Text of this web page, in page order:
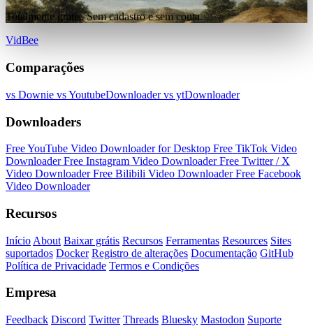
Totalmente grátis. Sem cadastro e sem conta.
VidBee
Comparações
vs Downie vs YoutubeDownloadervs ytDownloader
Downloaders
Free YouTube Video Downloader for Desktop Free TikTok Video
DownloaderFree Instagram Video DownloaderFree Twitter / X
Video DownloaderFree Bilibili Video DownloaderFree Facebook
Video Downloader
Recursos
Início About Baixar grátis Recursos Ferramentas Resources Sites
suportados Docker Registro de alterações Documentação GitHub
Política de Privacidade Termos e Condições
Empresa
Feedback Discord Twitter Threads Bluesky Mastodon Suporte